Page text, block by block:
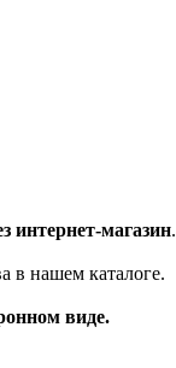
интернет-магазин.
в нашем каталоге.
виде.